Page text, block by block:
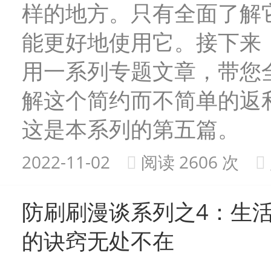
样的地方。只有全面了解
能更好地使用它。接下来
用一系列专题文章，带您
解这个简约而不简单的返
这是本系列的第五篇。
2022-11-02 阅读 2606 次
防刷刷漫谈系列之4：生
的诀窍无处不在